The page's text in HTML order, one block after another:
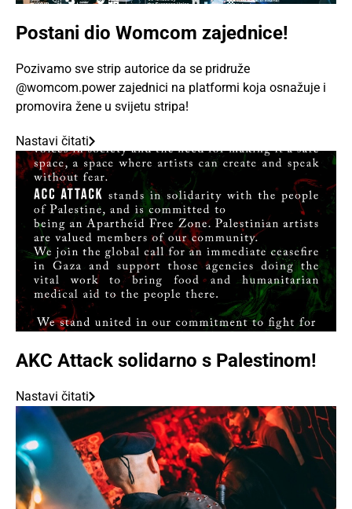
Postani dio Womcom zajednice!
Pozivamo sve strip autorice da se pridruže
@womcom.power zajednici na platformi koja osnažuje i
promovira žene u svijetu stripa!
Nastavi čitati
AKC Attack solidarno s Palestinom!
Nastavi čitati